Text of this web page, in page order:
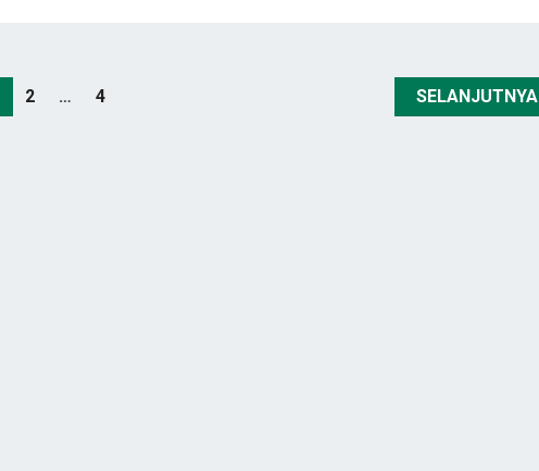
2 … 4 SELANJUTNYA